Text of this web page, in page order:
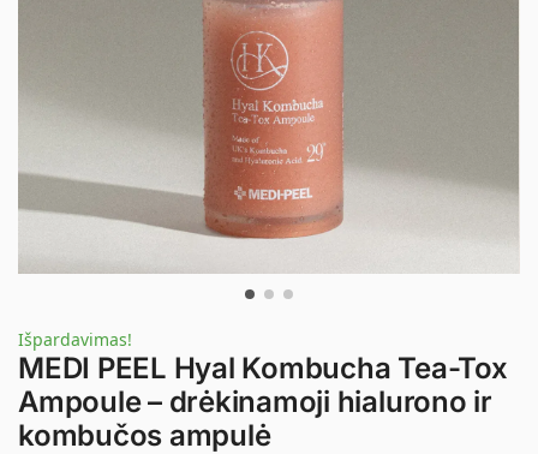
Išpardavimas!
MEDI PEEL Hyal Kombucha Tea-Tox
Ampoule – drėkinamoji hialurono ir
kombučos ampulė